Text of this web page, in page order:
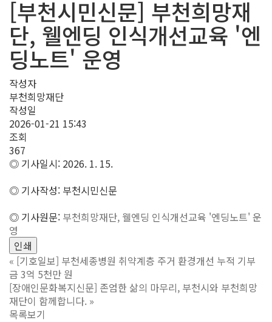
[부천시민신문] 부천희망재
단, 웰엔딩 인식개선교육 '엔
딩노트' 운영
작성자
부천희망재단
작성일
2026-01-21 15:43
조회
367
◎ 기사일시: 2026. 1. 15.
◎ 기사작성: 부천시민신문
◎ 기사원문: 부천희망재단, 웰엔딩 인식개선교육 '엔딩노트' 운
영
인쇄
« [기호일보] 부천세종병원 취약계층 주거 환경개선 누적 기부
금 3억 5천만 원
[장애인문화복지신문] 존엄한 삶의 마무리, 부천시와 부천희망
재단이 함께합니다. »
목록보기